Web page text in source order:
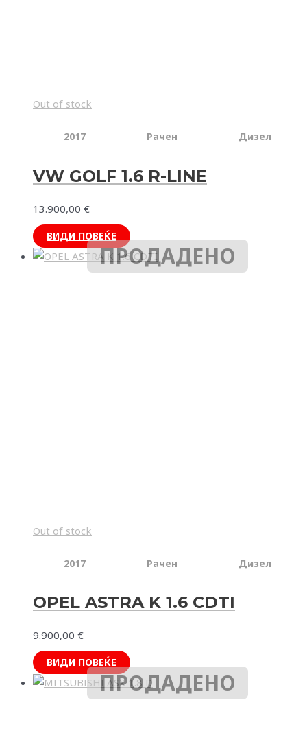
Out of stock
2017 Рачен Дизел
VW GOLF 1.6 R-LINE
13.900,00 €
ВИДИ ПОВЕЌЕ
ПРОДАДЕНО
Out of stock
2017 Рачен Дизел
OPEL ASTRA K 1.6 CDTI
9.900,00 €
ВИДИ ПОВЕЌЕ
ПРОДАДЕНО